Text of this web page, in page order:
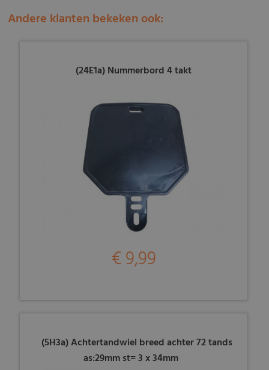
Andere klanten bekeken ook:
(24E1a) Nummerbord 4 takt
€ 9,99
(5H3a) Achtertandwiel breed achter 72 tands
as:29mm st= 3 x 34mm